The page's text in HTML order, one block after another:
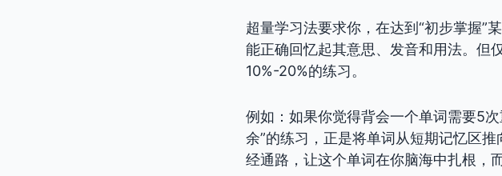
超量学习法要求你，在达到“初步掌握”
能正确回忆起其意思、发音和用法。但
10%-20%的练习。
例如：如果你觉得背会一个单词需要5
余”的练习，正是将单词从短期记忆区
经通路，让这个单词在你脑海中扎根，